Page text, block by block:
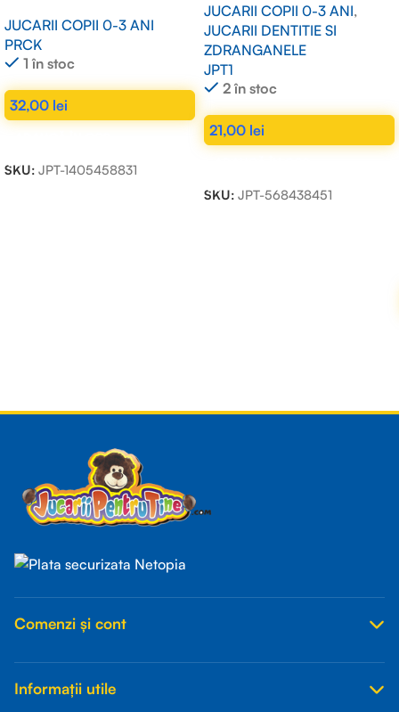
JUCARII COPII 0-3 ANI
PRCK
1 în stoc
32,00 lei
SKU: JPT-1405458831
JUCARII COPII 0-3 ANI,
JUCARII DENTITIE SI
ZDRANGANELE
JPT1
2 în stoc
21,00 lei
SKU: JPT-568438451
Comenzi și cont
Informații utile